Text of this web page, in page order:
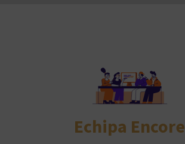
Echipa Encore